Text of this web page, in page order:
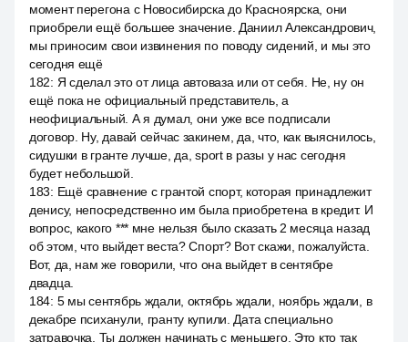
момент перегона с Новосибирска до Красноярска, они
приобрели ещё большее значение. Даниил Александрович,
мы приносим свои извинения по поводу сидений, и мы это
сегодня ещё
182: Я сделал это от лица автоваза или от себя. Не, ну он
ещё пока не официальный представитель, а
неофициальный. А я думал, они уже все подписали
договор. Ну, давай сейчас закинем, да, что, как выяснилось,
сидушки в гранте лучше, да, sport в разы у нас сегодня
будет небольшой.
183: Ещё сравнение с грантой спорт, которая принадлежит
денису, непосредственно им была приобретена в кредит. И
вопрос, какого *** мне нельзя было сказать 2 месяца назад
об этом, что выйдет веста? Спорт? Вот скажи, пожалуйста.
Вот, да, нам же говорили, что она выйдет в сентябре
двадца.
184: 5 мы сентябрь ждали, октябрь ждали, ноябрь ждали, в
декабре психанули, гранту купили. Дата специально
затравочка. Ты должен начинать с меньшего. Это кто так